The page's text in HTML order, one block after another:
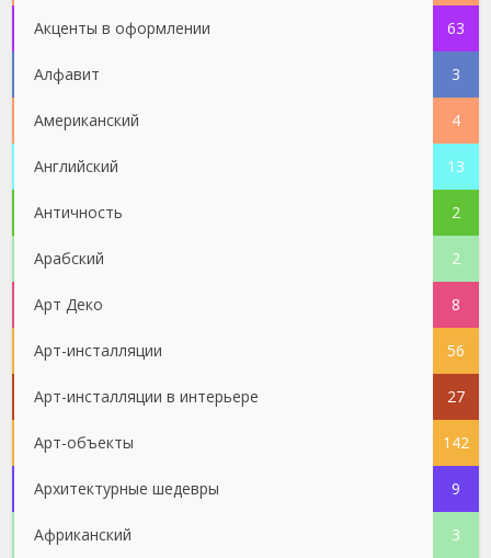
Акценты в оформлении 63
Алфавит 3
Американский 4
Английский 13
Античность 2
Арабский 2
Арт Деко 8
Арт-инсталляции 56
Арт-инсталляции в интерьере 27
Арт-объекты 142
Архитектурные шедевры 9
Африканский 3